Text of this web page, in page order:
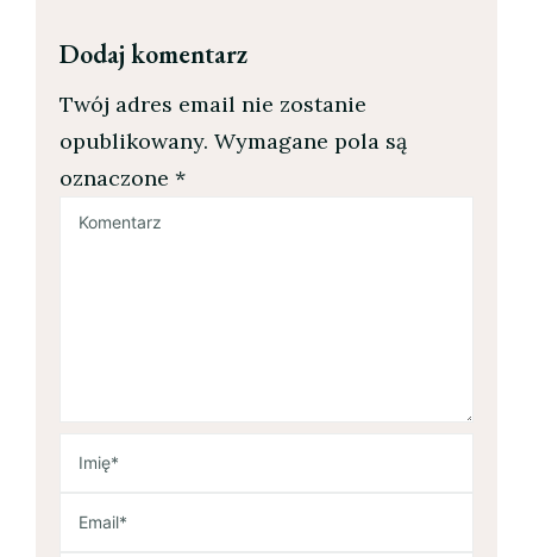
Dodaj komentarz
Twój adres email nie zostanie
opublikowany. Wymagane pola są
oznaczone *